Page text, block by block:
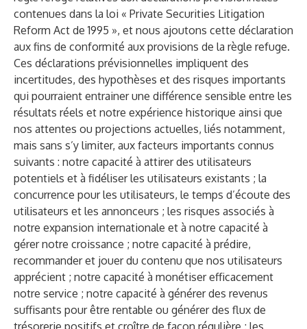
contenues dans la loi « Private Securities Litigation
Reform Act de 1995 », et nous ajoutons cette déclaration
aux fins de conformité aux provisions de la règle refuge.
Ces déclarations prévisionnelles impliquent des
incertitudes, des hypothèses et des risques importants
qui pourraient entrainer une différence sensible entre les
résultats réels et notre expérience historique ainsi que
nos attentes ou projections actuelles, liés notamment,
mais sans s’y limiter, aux facteurs importants connus
suivants : notre capacité à attirer des utilisateurs
potentiels et à fidéliser les utilisateurs existants ; la
concurrence pour les utilisateurs, le temps d’écoute des
utilisateurs et les annonceurs ; les risques associés à
notre expansion internationale et à notre capacité à
gérer notre croissance ; notre capacité à prédire,
recommander et jouer du contenu que nos utilisateurs
apprécient ; notre capacité à monétiser efficacement
notre service ; notre capacité à générer des revenus
suffisants pour être rentable ou générer des flux de
trésorerie positifs et croître de façon régulière ; les